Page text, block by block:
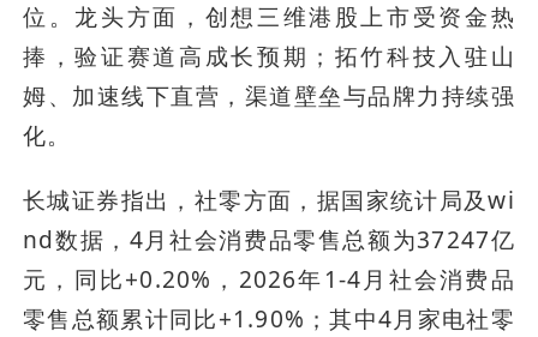
位。龙头方面，创想三维港股上市受资金热
捧，验证赛道高成长预期；拓竹科技入驻山
姆、加速线下直营，渠道壁垒与品牌力持续强
化。
长城证券指出，社零方面，据国家统计局及wi
nd数据，4月社会消费品零售总额为37247亿
元，同比+0.20%，2026年1-4月社会消费品
零售总额累计同比+1.90%；其中4月家电社零